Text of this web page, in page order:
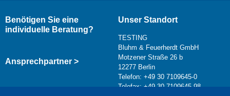
Benötigen Sie eine
individuelle Beratung?
Ansprechpartner >
Unser Standort
TESTING
Bluhm & Feuerherdt GmbH
Motzener Straße 26 b
12277 Berlin
Telefon: +49 30 7109645-0
Telefax: +49 30 7109645-98